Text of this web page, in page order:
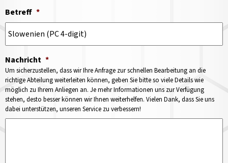
Betreff *
Nachricht *
Um sicherzustellen, dass wir Ihre Anfrage zur schnellen Bearbeitung an die
richtige Abteilung weiterleiten können, geben Sie bitte so viele Details wie
möglich zu Ihrem Anliegen an. Je mehr Informationen uns zur Verfügung
stehen, desto besser können wir Ihnen weiterhelfen. Vielen Dank, dass Sie uns
dabei unterstützen, unseren Service zu verbessern!